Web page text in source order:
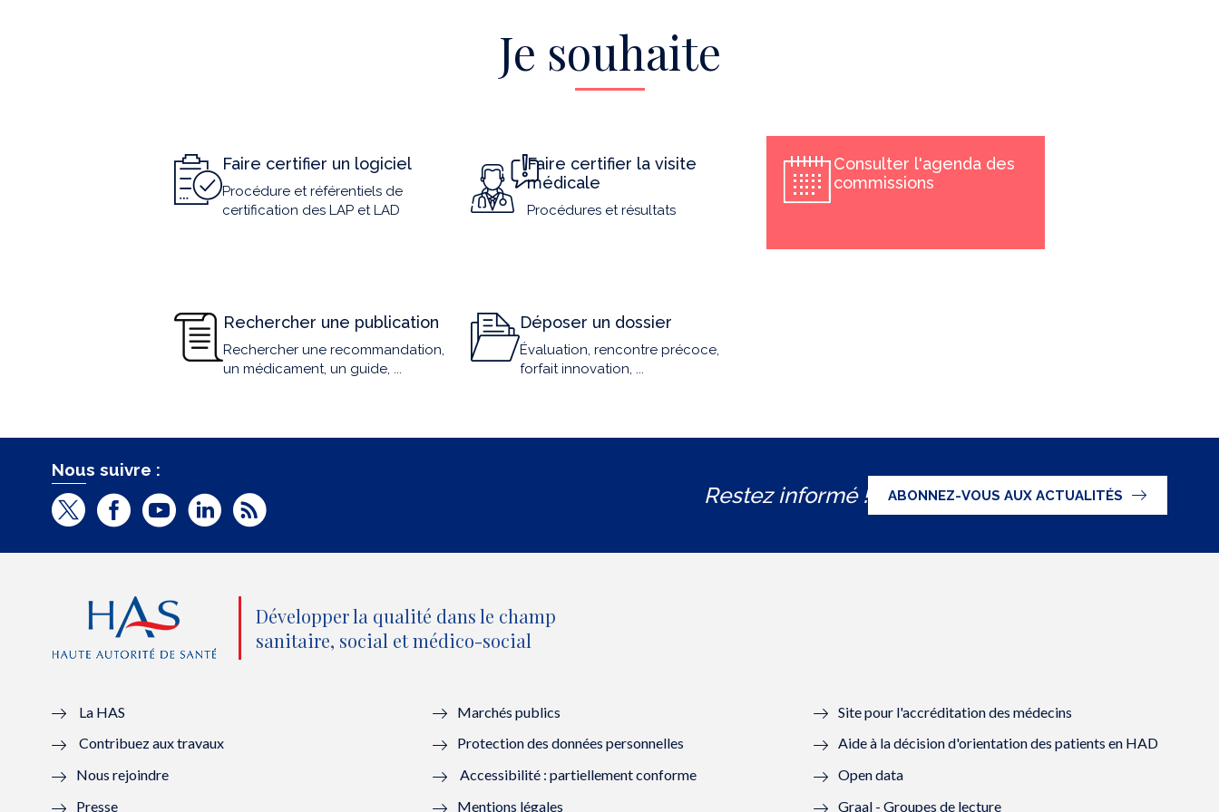
Je souhaite
Faire certifier un logiciel
Procédure et référentiels de
certification des LAP et LAD
Faire certifier la visite
médicale
Procédures et résultats
Rechercher une publication
Rechercher une recommandation,
un médicament, un guide, ...
Déposer un dossier
Évaluation, rencontre précoce,
forfait innovation, ...
Consulter l'agenda des
commissions
Nous suivre :
T
t
t
r
(
n
F
e
b
k
(
Y
t
u
(
L
n
R
Restez informé ! ABONNEZ-VOUS AUX ACTUALITÉS
Développer la qualité dans le champ
sanitaire, social et médico-social
La HAS
Contribuez aux travaux
Nous rejoindre
Presse
Marchés publics
Protection des données personnelles
Accessibilité : partiellement conforme
Mentions légales
Site pour l'accréditation des médecins
Aide à la décision d'orientation des patients en HAD
Open data
Graal - Groupes de lecture